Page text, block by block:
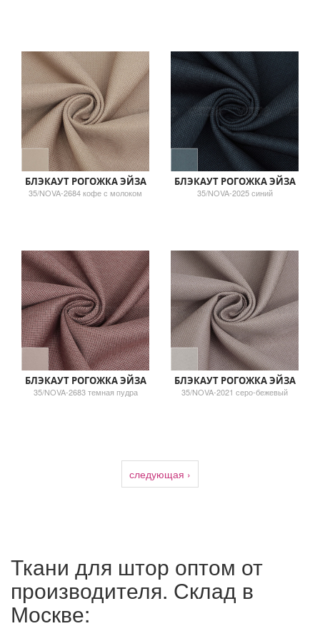
БЛЭКАУТ РОГОЖКА ЭЙЗА
35/NOVA-2684 кофе с молоком
БЛЭКАУТ РОГОЖКА ЭЙЗА
35/NOVA-2025 синий
БЛЭКАУТ РОГОЖКА ЭЙЗА
35/NOVA-2683 темная пудра
БЛЭКАУТ РОГОЖКА ЭЙЗА
35/NOVA-2021 серо-бежевый
следующая ›
Ткани для штор оптом от
производителя. Склад в
Москве: